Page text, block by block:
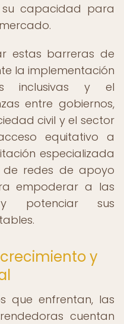
su capacidad para
estas barreras de
la implementación
inclusivas y el
entre gobiernos,
civil y el sector
equitativo a
especializada
redes de apoyo
empoderar a las
potenciar sus
y
que enfrentan, las
cuentan